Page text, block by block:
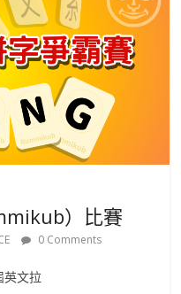
）比賽
0 Comments
英文拉